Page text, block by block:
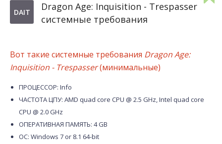
DAIT
Dragon Age: Inquisition - Trespasser
системные требования
Вот такие системные требования Dragon Age:
Inquisition - Trespasser(минимальные)
ПРОЦЕССОР: Info
ЧАСТОТА ЦПУ: AMD quad core CPU @ 2.5 GHz, Intel quad core
CPU @ 2.0 GHz
ОПЕРАТИВНАЯ ПАМЯТЬ: 4 GB
ОС: Windows 7 or 8.1 64-bit